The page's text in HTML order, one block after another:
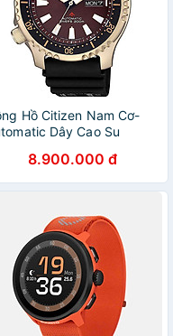
Hồ Citizen Nam Cơ-
Dây Cao Su
8.900.000 đ